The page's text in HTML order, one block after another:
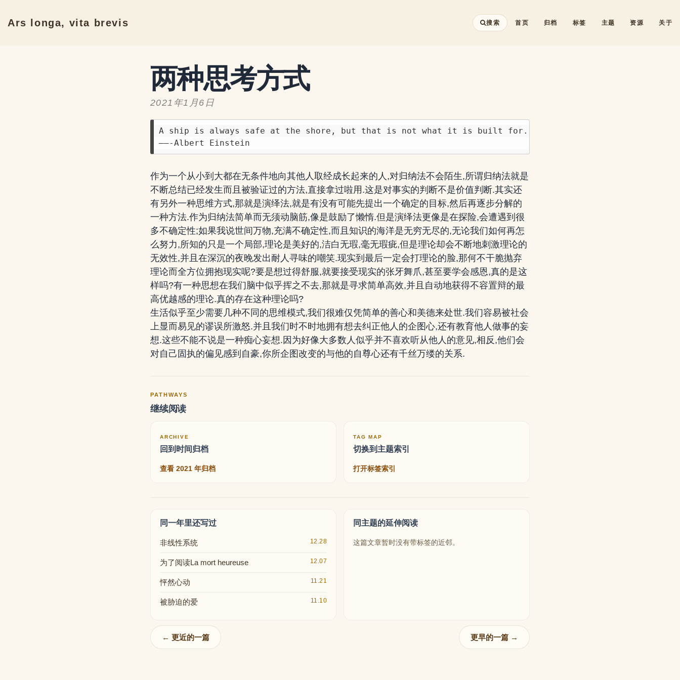
Ars longa, vita brevis 首页 归档 标签 主题 资源 关于
搜索
两种思考方式
2021年1月6日
A ship is always safe at the shore, but that is not what it is built for.
作为一个从小到大都在无条件地向其他人取经成长起来的人,对归纳法不会陌生,所谓归纳法就是
不断总结已经发生而且被验证过的方法,直接拿过啦用.这是对事实的判断不是价值判断.其实还
有另外一种思维方式,那就是演绎法,就是有没有可能先提出一个确定的目标,然后再逐步分解的
一种方法.作为归纳法简单而无须动脑筋,像是鼓励了懒惰.但是演绎法更像是在探险,会遭遇到很
多不确定性;如果我说世间万物,充满不确定性,而且知识的海洋是无穷无尽的,无论我们如何再怎
么努力,所知的只是一个局部,理论是美好的,洁白无瑕,毫无瑕疵,但是理论却会不断地刺激理论的
无效性,并且在深沉的夜晚发出耐人寻味的嘲笑.现实到最后一定会打理论的脸,那何不干脆抛弃
理论而全方位拥抱现实呢?要是想过得舒服,就要接受现实的张牙舞爪,甚至要学会感恩,真的是这
样吗?有一种思想在我们脑中似乎挥之不去,那就是寻求简单高效,并且自动地获得不容置辩的最
高优越感的理论.真的存在这种理论吗?
生活似乎至少需要几种不同的思维模式,我们很难仅凭简单的善心和美德来处世.我们容易被社会
上显而易见的谬误所激怒.并且我们时不时地拥有想去纠正他人的企图心,还有教育他人做事的妄
想.这些不能不说是一种痴心妄想.因为好像大多数人似乎并不喜欢听从他人的意见,相反,他们会
对自己固执的偏见感到自豪,你所企图改变的与他的自尊心还有千丝万缕的关系.
PATHWAYS
继续阅读
ARCHIVE
回到时间归档
查看 2021 年归档
TAG MAP
切换到主题索引
打开标签索引
同一年里还写过
非线性系统 12.28
为了阅读La mort heureuse 12.07
怦然心动 11.21
被胁迫的爱 11.10
同主题的延伸阅读
这篇文章暂时没有带标签的近邻。
← 更近的一篇 更早的一篇 →